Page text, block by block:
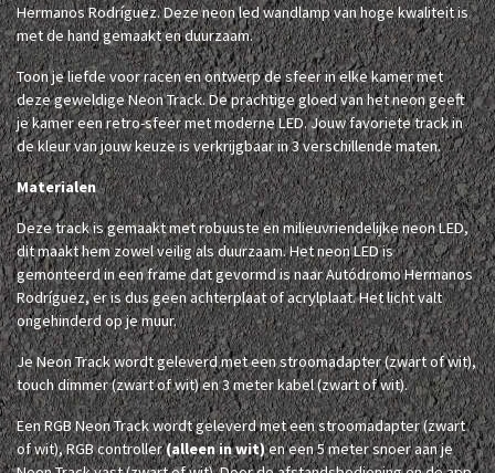
Hermanos Rodríguez. Deze neon led wandlamp van hoge kwaliteit is
met de hand gemaakt en duurzaam.
Toon je liefde voor racen en ontwerp de sfeer in elke kamer met
deze geweldige Neon Track. De prachtige gloed van het neon geeft
je kamer een retro-sfeer met moderne LED. Jouw favoriete track in
de kleur van jouw keuze is verkrijgbaar in 3 verschillende maten.
Materialen
Deze track is gemaakt met robuuste en milieuvriendelijke neon LED,
dit maakt hem zowel veilig als duurzaam. Het neon LED is
gemonteerd in een frame dat gevormd is naar Autódromo Hermanos
Rodríguez, er is dus geen achterplaat of acrylplaat. Het licht valt
ongehinderd op je muur.
Je Neon Track wordt geleverd met een stroomadapter (zwart of wit),
touch dimmer (zwart of wit) en 3 meter kabel (zwart of wit).
Een RGB Neon Track wordt geleverd met een stroomadapter (zwart
of wit), RGB controller(alleen in wit)en een 5 meter snoer aan je